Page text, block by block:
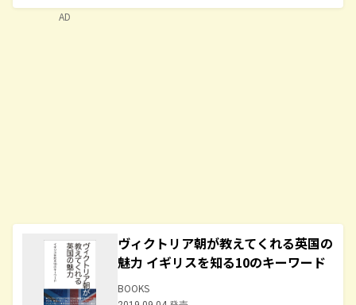
ヴィクトリア朝が教えてくれる英国の
魅力 イギリスを知る10のキーワード
BOOKS
AD